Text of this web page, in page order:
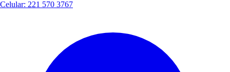
Celular: 221 570 3767